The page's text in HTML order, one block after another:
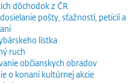
dôchodok z ČR
pošty, sťažností, petícií a
lístka
ruch
občianskych obradov
o konaní kultúrnej akcie